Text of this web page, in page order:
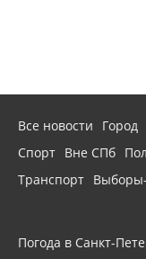
Все новости Город
Спорт Вне СПб
Транспорт
Погода в Санкт-